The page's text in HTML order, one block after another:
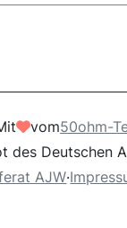
vom50ohm-
des Deutschen
AJW·